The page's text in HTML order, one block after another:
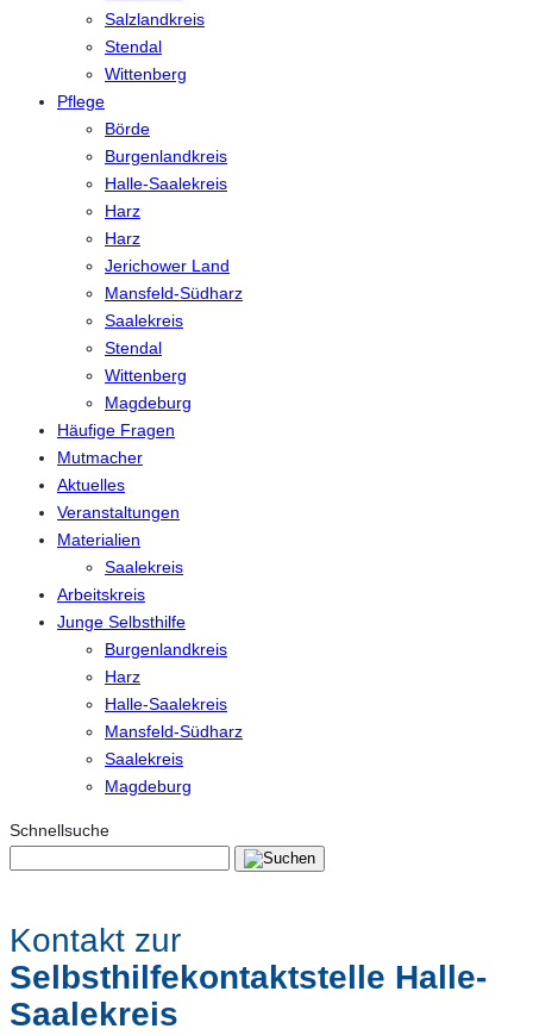
Salzlandkreis
Stendal
Wittenberg
Pflege
Börde
Burgenlandkreis
Halle-Saalekreis
Harz
Harz
Jerichower Land
Mansfeld-Südharz
Saalekreis
Stendal
Wittenberg
Magdeburg
Häufige Fragen
Mutmacher
Aktuelles
Veranstaltungen
Materialien
Saalekreis
Arbeitskreis
Junge Selbsthilfe
Burgenlandkreis
Harz
Halle-Saalekreis
Mansfeld-Südharz
Saalekreis
Magdeburg
Schnellsuche
Kontakt zur
Selbsthilfekontaktstelle Halle-
Saalekreis